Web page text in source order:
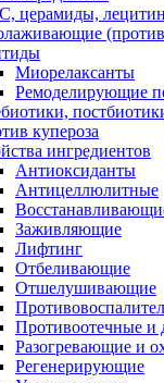
церамиды, лецитин
Миорелаксанты
Ремоделирующие
купероза
ингредиентов
Антиоксиданты
Антицеллюлитные
Заживляющие
Лифтинг
Отбеливающие
Отшелушивающие
Противоотечные
Разогревающие и
Регенерирующие